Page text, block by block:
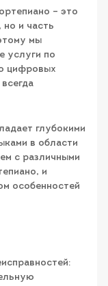
– это
и часть
мы
услуги по
цифровых
глубокими
в области
с различными
и
особенностей